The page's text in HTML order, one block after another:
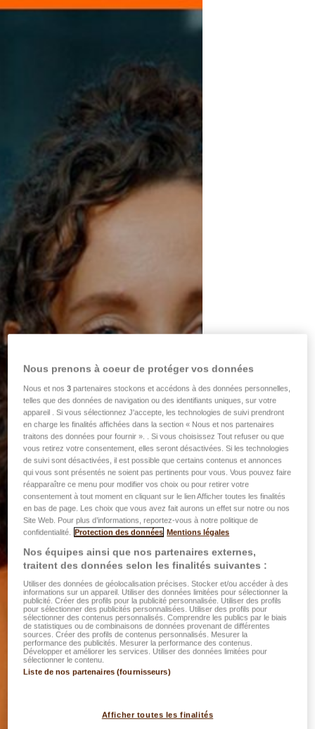
Nous prenons à coeur de protéger vos données
Nous et nos3 partenaires stockons et accédons à des données personnelles,
telles que des données de navigation ou des identifiants uniques, sur votre
appareil . Si vous sélectionnez J'accepte, les technologies de suivi prendront
en charge les finalités affichées dans la section « Nous et nos partenaires
traitons des données pour fournir ». . Si vous choisissez Tout refuser ou que
vous retirez votre consentement, elles seront désactivées. Si les technologies
de suivi sont désactivées, il est possible que certains contenus et annonces
qui vous sont présentés ne soient pas pertinents pour vous. Vous pouvez faire
réapparaître ce menu pour modifier vos choix ou pour retirer votre
consentement à tout moment en cliquant sur le lien Afficher toutes les finalités
en bas de page. Les choix que vous avez fait aurons un effet sur notre ou nos
Site Web. Pour plus d’informations, reportez-vous à notre politique de
confidentialité.
Protection des données Mentions légales
Nos équipes ainsi que nos partenaires externes,
traitent des données selon les finalités suivantes :
Utiliser des données de géolocalisation précises. Stocker et/ou accéder à des
informations sur un appareil. Utiliser des données limitées pour sélectionner la
publicité. Créer des profils pour la publicité personnalisée. Utiliser des profils
pour sélectionner des publicités personnalisées. Utiliser des profils pour
sélectionner des contenus personnalisés. Comprendre les publics par le biais
de statistiques ou de combinaisons de données provenant de différentes
sources. Créer des profils de contenus personnalisés. Mesurer la
performance des publicités. Mesurer la performance des contenus.
Développer et améliorer les services. Utiliser des données limitées pour
sélectionner le contenu.
Liste de nos partenaires (fournisseurs)
Afficher toutes les finalités